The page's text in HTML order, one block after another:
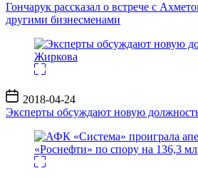
Гончарук рассказал о встрече с
другими бизнесменами
Дата
записи
2018-04-24
Эксперты обсуждают новую